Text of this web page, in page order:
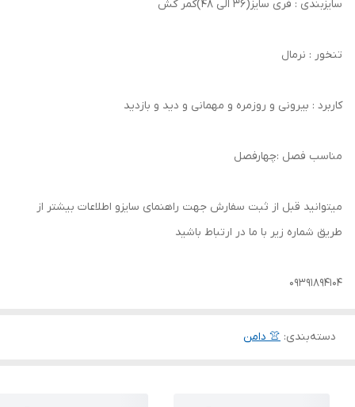
سایزبندی : فری سایز(36 الی 48)کمر کش
تنخور : نرمال
کاربرد : بیرونی و روزمره و مهمانی و دید و بازدید
مناسب فصل :چهارفصل
میتوانید قبل از ثبت سفارش جهت راهنمای سایزو اطلاعات بیشتر از
طریق شماره زیر با ما در ارتباط باشید
09391894104
دسته‌بندی: 👚 دامن